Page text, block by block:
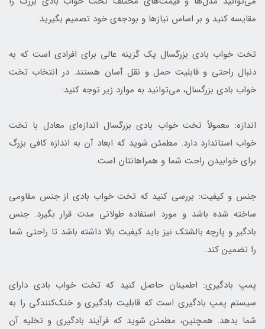
مقایسه کنید و بر اساس نیازها و بودجه‌ی خود تصمیم بگیرید.
تخت خواب بادی بزرگسال یک گزینه عالی برای افرادی است که به
دنبال راحتی و قابلیت حمل و نقل آسان هستند. در انتخاب تخت
خواب بادی بزرگسال، می‌توانید به موارد زیر توجه کنید:
اندازه: معمولاً تخت خواب بادی بزرگسال اندازه‌ای معادل با تخت
خواب استاندارد دارد. مطمئن شوید که ابعاد آن به اندازه کافی بزرگ
برای خوابیدن راحت شما و همراهانتان است.
جنس و کیفیت: بررسی کنید که تخت خواب بادی از جنس مقاومی
ساخته شده باشد و مورد استفاده طولانی مدت قرار بگیرد. جنس
بادگیر و پارچه بالشتک نیز باید کیفیت بالا داشته باشد تا راحتی شما
را تضمین کند.
پمپ بادگیری: اطمینان حاصل کنید که تخت خواب بادی دارای
سیستم پمپ بادگیری است که قابلیت بادگیری و خنک‌کنندگی را به
شما بدهد. همچنین، مطمئن شوید که فرآیند بادگیری و تخلیه آن